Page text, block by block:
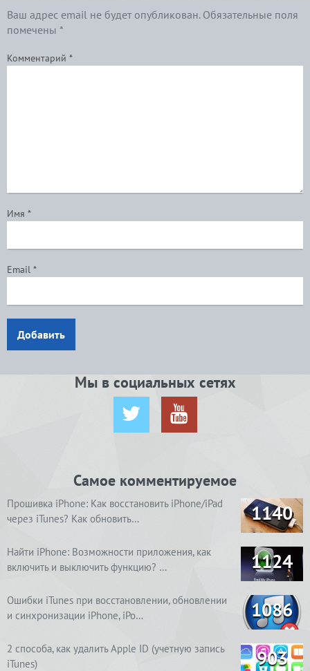
Ваш адрес email не будет опубликован. Обязательные поля
помечены *
Комментарий *
Имя *
Email *
Добавить
Мы в социальных сетях
Самое комментируемое
Прошивка iPhone: Как восстановить iPhone/iPad
через iTunes? Как обновить…
1140
Найти iPhone: Возможности приложения, как
включить и выключить функцию? …
1124
Ошибки iTunes при восстановлении, обновлении
и синхронизации iPhone, iPo…
1086
2 способа, как удалить Apple ID (учетную запись
iTunes)
903